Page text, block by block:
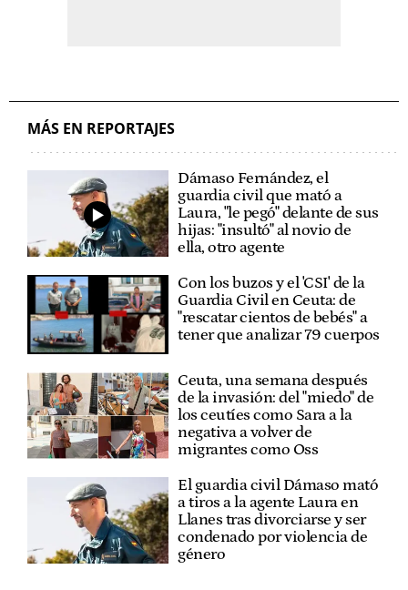
MÁS EN REPORTAJES
Dámaso Fernández, el
guardia civil que mató a
Laura, "le pegó" delante de sus
hijas: "insultó" al novio de
ella, otro agente
Con los buzos y el 'CSI' de la
Guardia Civil en Ceuta: de
"rescatar cientos de bebés" a
tener que analizar 79 cuerpos
Ceuta, una semana después
de la invasión: del "miedo" de
los ceutíes como Sara a la
negativa a volver de
migrantes como Oss
El guardia civil Dámaso mató
a tiros a la agente Laura en
Llanes tras divorciarse y ser
condenado por violencia de
género